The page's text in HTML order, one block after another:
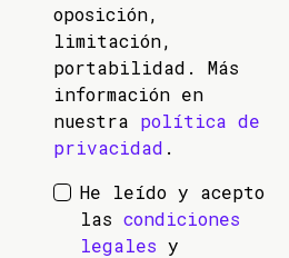
oposición,
limitación,
portabilidad. Más
información en
nuestra política de
privacidad .
He leído y acepto
las condiciones
legales y